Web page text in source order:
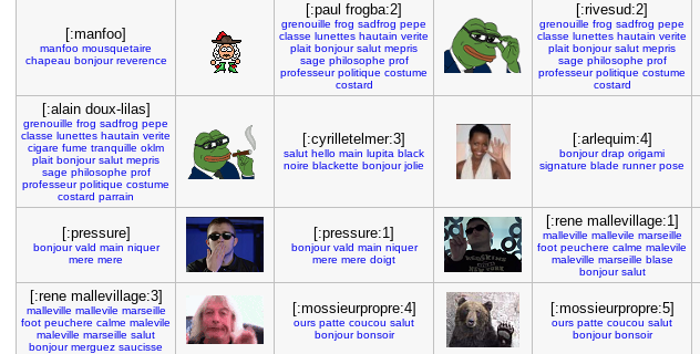
[:manfoo]
manfoo mousquetaire
chapeau bonjour reverence
[:paul frogba:2]
grenouille frog sadfrog pepe
classe lunettes hautain verite
plait bonjour salut mepris
sage philosophe prof
professeur politique costume
costard
[:rivesud:2]
grenouille frog sadfrog pepe
classe lunettes hautain verite
plait bonjour salut mepris
sage philosophe prof
professeur politique costume
costard
[:alain doux-lilas]
grenouille frog sadfrog pepe
classe lunettes hautain verite
cigare fume tranquille oklm
plait bonjour salut mepris
sage philosophe prof
professeur politique costume
costard parrain
[:cyrilletelmer:3]
salut hello main lupita black
noire blackette bonjour jolie
[:arlequim:4]
bonjour drap origami
signature blade runner pose
[:pressure]
bonjour vald main niquer
mere mere
[:pressure:1]
bonjour vald main niquer
mere mere doigt
[:rene mallevillage:1]
malleville mallevile marseille
foot peuchere calme malevile
maleville marseille blase
bonjour salut
[:rene mallevillage:3]
malleville mallevile marseille
foot peuchere calme malevile
maleville marseille salut
bonjour merguez saucisse
[:mossieurpropre:4]
ours patte coucou salut
bonjour bonsoir
[:mossieurpropre:5]
ours patte coucou salut
bonjour bonsoir